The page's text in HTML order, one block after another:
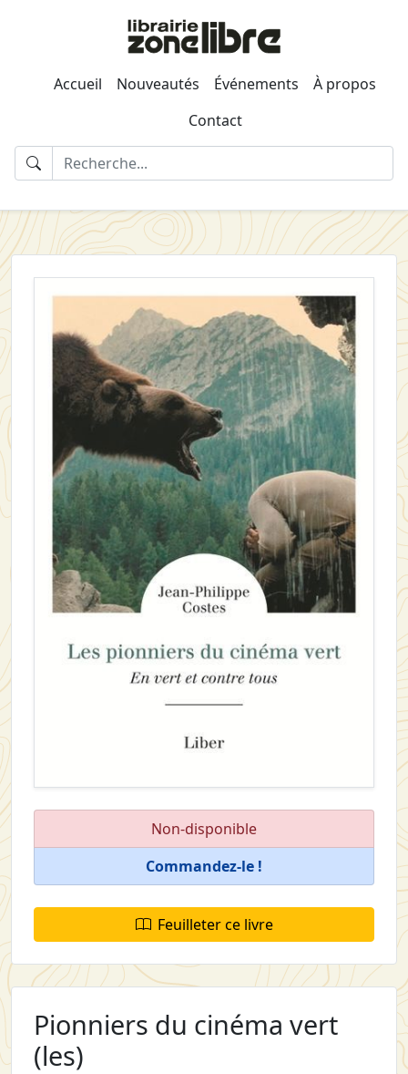
Accueil Nouveautés Événements
À propos
Contact
Non-disponible
Commandez-le !
Feuilleter ce livre
Pionniers du cinéma vert
(les)